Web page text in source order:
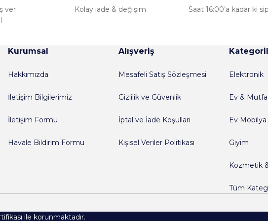
birkaç dakika içinde tüm
ve ürünler taze olarak
ver
Kolay iade & değişim
Saat 16:00’a kadar ki
Kurumsal
Hakkımızda
İletişim Bilgilerimiz
İletişim Formu
Havale Bildirim Formu
Alışveriş
Mesafeli Satış Sözleşmesi
Gizlilik ve Güvenlik
İptal ve İade Koşullari
Kişisel Veriler Politikası
Elektronik
Ev &
Ev
Giyim
Kozmetik
Tüm
ile korunmaktadır.